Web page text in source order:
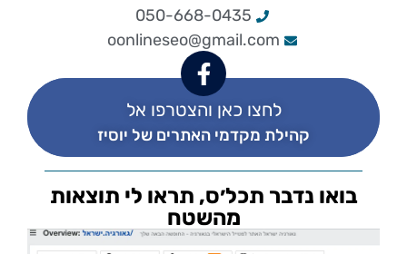
050-668-0435
oonlineseo@gmail.com
לחצו כאן והצטרפו אל
קהילת מקדמי האתרים של יוסיז
בואו נדבר תכל׳ס, תראו לי תוצאות
מהשטח